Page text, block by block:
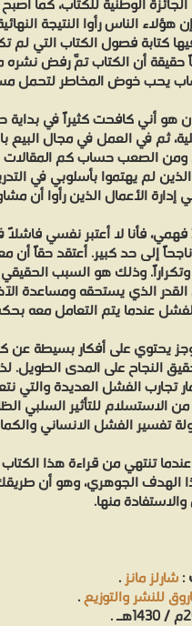
الوطنية للكتاب، كما
الناس رأوا النتيجة
كتابة فصول الكتاب التي
يحب خوض المخاطر لتحمل
هو أني كافحت كثيراً في
ثم في العمل في مجال البيع
الصعب حساب كم المقالات
لم يهتموا بأسلوبي في
الأعمال الذين رأوا أن
فأنا لا أعتبر نفسي
إلى حد كبير. أعتقد حقاً
وذلك هو السبب
الذي يستحقه ومساعدة
عندما يتم التعامل معه
يحتوي على أفكار بسيطة
النجاح على المدى الطويل.
تجارب الفشل العديدة والتي
الاستسلام للتأثير السلبي
تفسير الفشل الانساني
تنتهي من قراءة هذا الكتاب
الهدف الجوهري، وهو أن
منها.
:شارلز مانز.
للنشر والتوزيع.